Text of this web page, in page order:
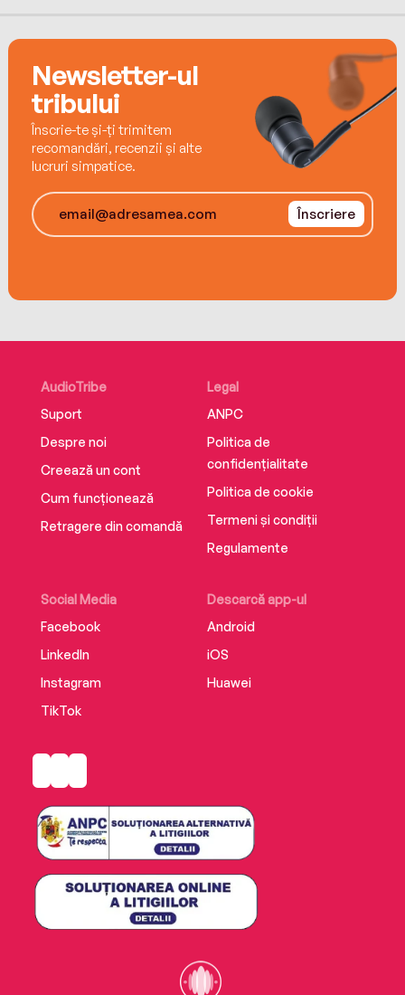
Newsletter-ul
tribului
Înscrie-te și-ți trimitem
recomandări, recenzii și alte
lucruri simpatice.
Înscriere
AudioTribe
Suport
Despre noi
Creează un cont
Cum funcționează
Retragere din comandă
Social Media
Facebook
LinkedIn
Instagram
TikTok
Descarcă app-ul
Android
iOS
Huawei
Legal
ANPC
Politica de
confidențialitate
Politica de cookie
Termeni și condiții
Regulamente